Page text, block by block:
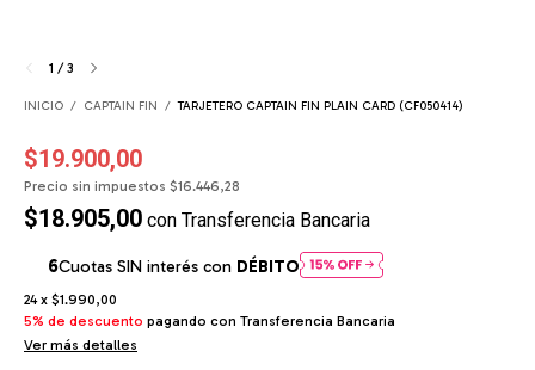
1 /3
INICIO / CAPTAIN FIN / TARJETERO CAPTAIN FIN PLAIN CARD (CF050414)
$19.900,00
Precio sin impuestos $16.446,28
$18.905,00 con Transferencia Bancaria
Cuotas SIN interés con DÉBITO
24 x $1.990,00
5% de descuento pagando con Transferencia Bancaria
Ver más detalles